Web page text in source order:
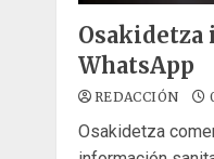
WhatsApp
REDACCIÓN
Osakidetza